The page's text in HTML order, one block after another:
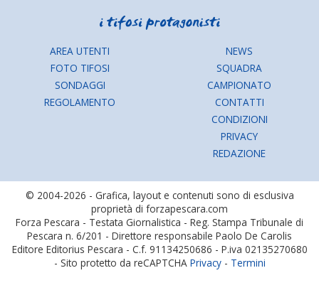
AREA UTENTI
FOTO TIFOSI
SONDAGGI
REGOLAMENTO
NEWS
SQUADRA
CAMPIONATO
CONTATTI
CONDIZIONI
PRIVACY
REDAZIONE
© 2004-2026 - Grafica, layout e contenuti sono di esclusiva
proprietà di forzapescara.com
Forza Pescara - Testata Giornalistica - Reg. Stampa Tribunale di
Pescara n. 6/201 - Direttore responsabile Paolo De Carolis
Editore Editorius Pescara - C.f. 91134250686 - P.iva 02135270680
- Sito protetto da reCAPTCHA Privacy- Termini